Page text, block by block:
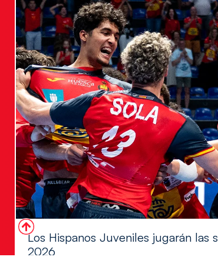
Los Hispanos Juveniles jugarán las
2026